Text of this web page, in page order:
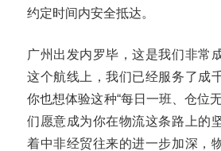
约定时间内安全抵达。
广州出发内罗毕，这是我们非常
这个航线上，我们已经服务了成
你也想体验这种“每日一班、仓位
们愿意成为你在物流这条路上的
着中非经贸往来的进一步加深，